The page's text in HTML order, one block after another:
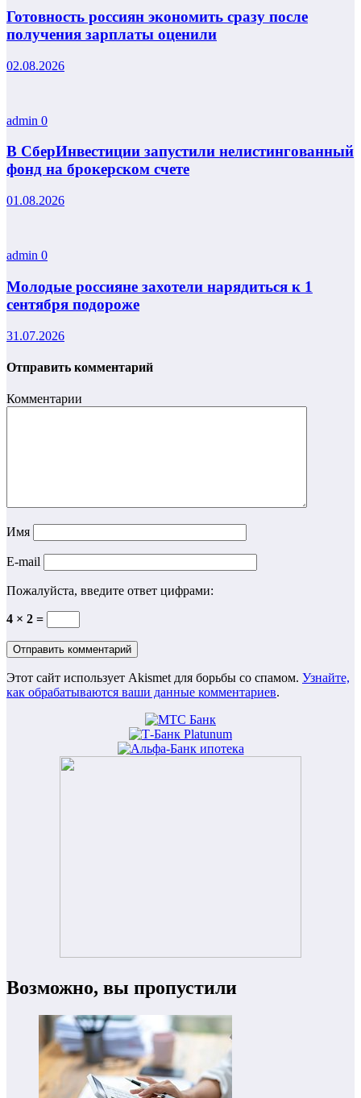
Готовность россиян экономить сразу после
получения зарплаты оценили
02.08.2026
admin 0
В СберИнвестиции запустили нелистингованный
фонд на брокерском счете
01.08.2026
admin 0
Молодые россияне захотели нарядиться к 1
сентября подороже
31.07.2026
Отправить комментарий
Комментарии
Имя
E-mail
Пожалуйста, введите ответ цифрами:
4 × 2 =
Этот сайт использует Akismet для борьбы со спамом. Узнайте,
как обрабатываются ваши данные комментариев.
Возможно, вы пропустили